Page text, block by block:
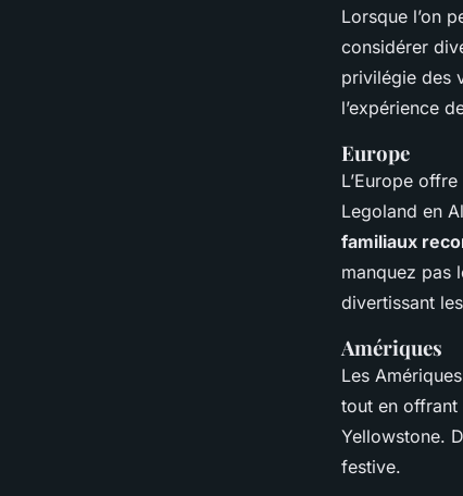
Lorsque l’on
considérer
privilégie des
l’expérience
Europe
L’Europe
Legoland en
familiaux
manquez pas
divertissant
Amériques
Les
tout en offrant
Yellowstone.
festive.